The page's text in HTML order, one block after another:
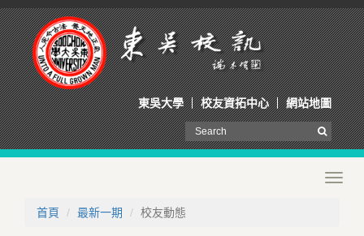
東吳大學 校友資拓中心 網站地圖
首頁
最新一期 校友動態